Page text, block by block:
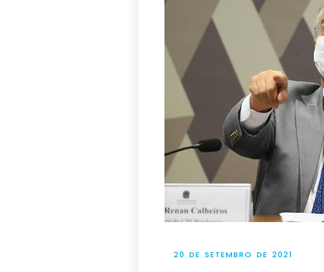
20 DE SETEMBRO DE 2021